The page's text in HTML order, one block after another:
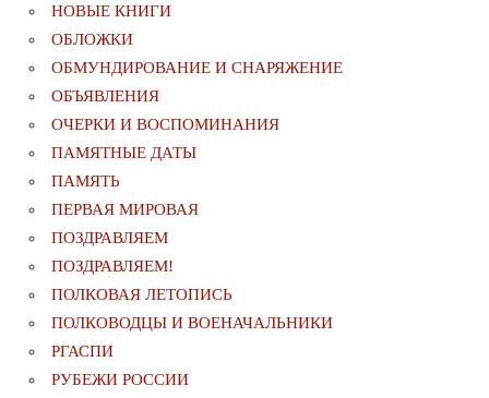
НОВЫЕ КНИГИ
ОБЛОЖКИ
ОБМУНДИРОВАНИЕ И СНАРЯЖЕНИЕ
ОБЪЯВЛЕНИЯ
ОЧЕРКИ И ВОСПОМИНАНИЯ
ПАМЯТНЫЕ ДАТЫ
ПАМЯТЬ
ПЕРВАЯ МИРОВАЯ
ПОЗДРАВЛЯЕМ
ПОЗДРАВЛЯЕМ!
ПОЛКОВАЯ ЛЕТОПИСЬ
ПОЛКОВОДЦЫ И ВОЕНАЧАЛЬНИКИ
РГАСПИ
РУБЕЖИ РОССИИ